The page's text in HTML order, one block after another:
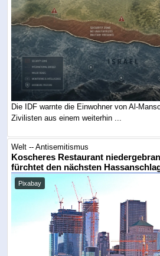
Die IDF warnte die Einwohner von Al-
Zivilisten aus einem weiterhin ...
Welt -- Antisemitismus
Koscheres Restaurant
fürchtet den nächsten
Pixabay